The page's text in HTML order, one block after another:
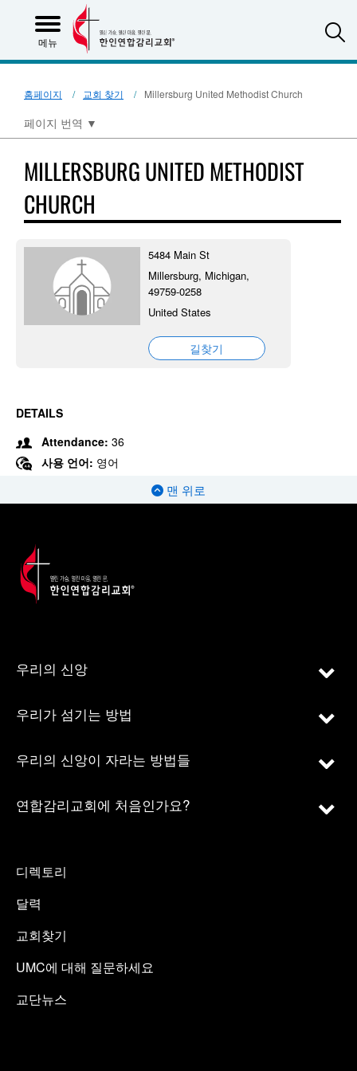
메뉴
홈페이지 교회 찾기 Millersburg United Methodist Church
페이지 번역 ▼
MILLERSBURG UNITED METHODIST
CHURCH
5484 Main St
Millersburg, Michigan,
49759-0258
United States
길찾기
DETAILS
Attendance: 36
사용 언어: 영어
맨 위로
우리의 신앙
우리가 섬기는 방법
우리의 신앙이 자라는 방법들
연합감리교회에 처음인가요?
디렉토리
달력
교회찾기
UMC에 대해 질문하세요
교단뉴스